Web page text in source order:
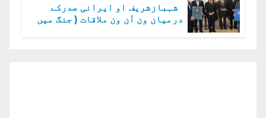
شہبازشریف او ایرانی صدرکے
درمیان ون آن ون ملاقات ( جنگ میں